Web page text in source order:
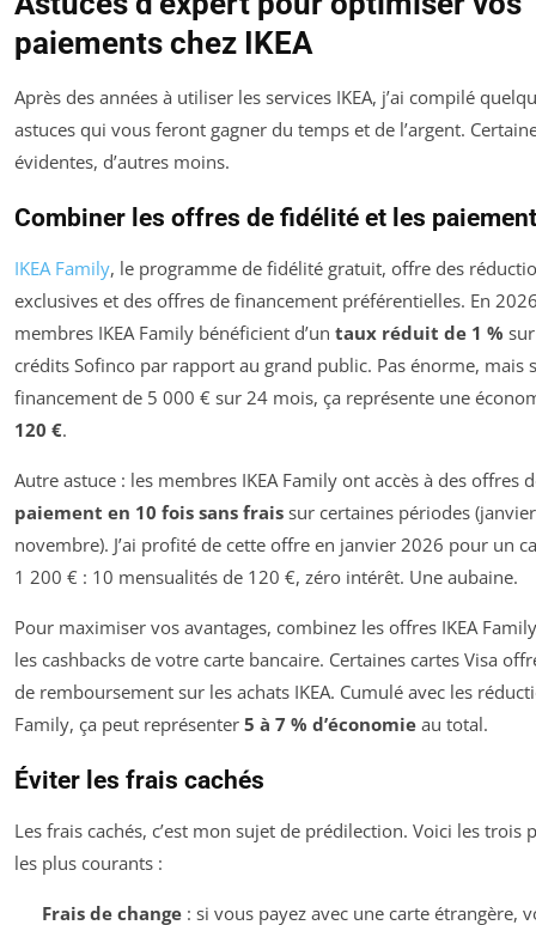
paiements chez IKEA
Après des années à utiliser les services IKEA, j’ai compilé
astuces qui vous feront gagner du temps et de l’argent.
évidentes, d’autres moins.
Combiner les offres de fidélité et les
IKEA Family, le programme de fidélité gratuit, offre des
exclusives et des offres de financement préférentielles. En
membres IKEA Family bénéficient d’un taux réduit de 1 %
crédits Sofinco par rapport au grand public. Pas énorme, mais
financement de 5 000 € sur 24 mois, ça représente une
120 €.
Autre astuce : les membres IKEA Family ont accès à des offres
paiement en 10 fois sans frais sur certaines périodes
novembre). J’ai profité de cette offre en janvier 2026 pour un
1 200 € : 10 mensualités de 120 €, zéro intérêt. Une aubaine.
Pour maximiser vos avantages, combinez les offres IKEA
les cashbacks de votre carte bancaire. Certaines cartes Visa
de remboursement sur les achats IKEA. Cumulé avec les
Family, ça peut représenter 5 à 7 % d’économie au total.
Éviter les frais cachés
Les frais cachés, c’est mon sujet de prédilection. Voici les trois
les plus courants :
Frais de change: si vous payez avec une carte étrangère,